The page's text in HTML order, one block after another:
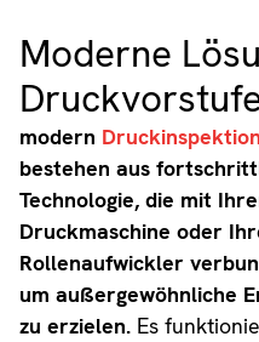
Moderne
modern Druckinspektion
bestehen aus
Technologie, die mit
Druckmaschine oder
Rollenaufwickler
um außergewöhnliche
zu erzielen.Es